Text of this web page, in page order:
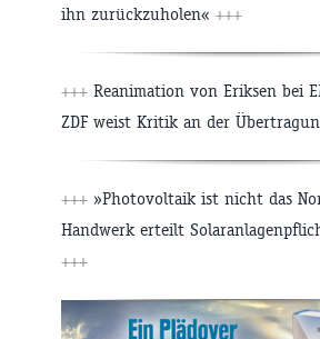
ihn zurückzuholen« +++
+++ Reanimation von Eriksen bei
ZDF weist Kritik an der
+++ »Photovoltaik ist nicht das
Handwerk erteilt
+++